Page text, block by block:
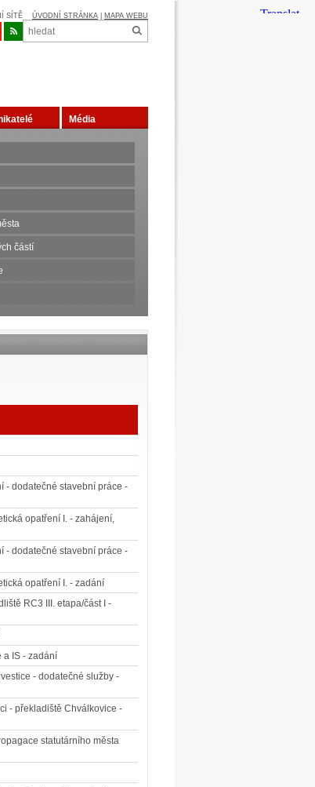
SÍTĚ ÚVODNÍ STRÁNKA MAPA WEBU
Média
částí
- dodatečné stavební práce -
opatření I. - zahájení,
- dodatečné stavební práce -
opatření I. - zadání
RC3 III. etapa/část I -
a IS - zadání
- dodatečné služby -
- překladiště Chválkovice -
statutárního města